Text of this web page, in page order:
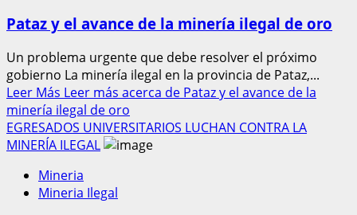
Pataz y el avance de la minería ilegal de oro
Un problema urgente que debe resolver el próximo
gobierno La minería ilegal en la provincia de Pataz,...
Leer Más Leer más acerca de Pataz y el avance de la
minería ilegal de oro
EGRESADOS UNIVERSITARIOS LUCHAN CONTRA LA
MINERÍA ILEGAL
Mineria
Mineria Ilegal